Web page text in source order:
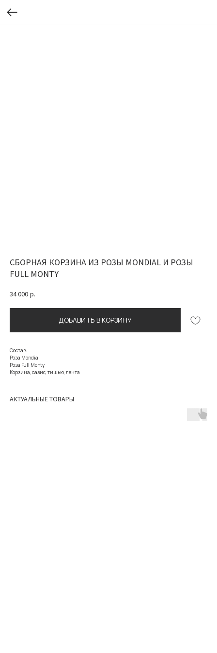
СБОРНАЯ КОРЗИНА ИЗ РОЗЫ MONDIAL И РОЗЫ
FULL MONTY
34 000 р.
ДОБАВИТЬ В КОРЗИНУ
Состав:
Роза Mondial
Роза Full Monty
Корзина, оазис, тишью, лента
АКТУАЛЬНЫЕ ТОВАРЫ